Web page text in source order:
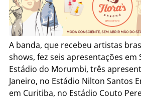
A banda, que recebeu artistas
shows, fez seis apresentações em
Estádio do Morumbi, três
Janeiro, no Estádio Nilton Santos
em Curitiba, no Estádio Couto